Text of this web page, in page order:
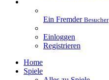
Ein Fremder Besucher
Einloggen
Registrieren
Home
Spiele